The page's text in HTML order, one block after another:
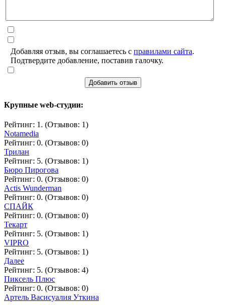
Добавляя отзыв, вы соглашаетесь с правилами сайта.
Подтвердите добавление, поставив галочку.
Добавить отзыв
Крупные web-студии:
Рейтинг: 1. (Отзывов: 1)
Notamedia
Рейтинг: 0. (Отзывов: 0)
Трилан
Рейтинг: 5. (Отзывов: 1)
Бюро Пирогова
Рейтинг: 0. (Отзывов: 0)
Actis Wunderman
Рейтинг: 0. (Отзывов: 0)
СПАЙК
Рейтинг: 0. (Отзывов: 0)
Текарт
Рейтинг: 5. (Отзывов: 1)
VIPRO
Рейтинг: 5. (Отзывов: 1)
Далее
Рейтинг: 5. (Отзывов: 4)
Пиксель Плюс
Рейтинг: 0. (Отзывов: 0)
Артель Васисуалия Уткина